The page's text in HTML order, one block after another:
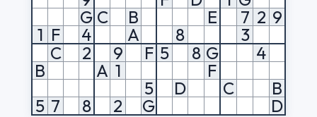
G C B E 7 2 9
1 F 4 A 8
3
C
2 9 F 5 8 G
4
B
A 1
F
5
D C
B
5 7 8 2 G D